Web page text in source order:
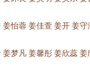
怡蓉 姜佳萱 姜开 姜
梦凡 姜馨彤 姜欣蕊